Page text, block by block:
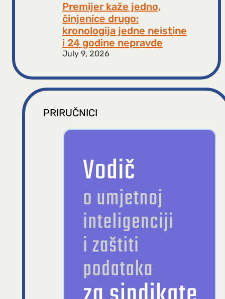
Premijer kaže jedno,
činjenice drugo:
kronologija jedne neistine
i 24 godine nepravde
July 9, 2026
PRIRUČNICI